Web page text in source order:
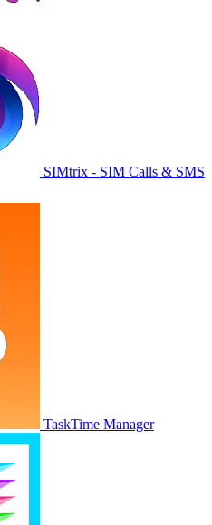
SIMtrix - SIM Calls & SMS
TaskTime Manager